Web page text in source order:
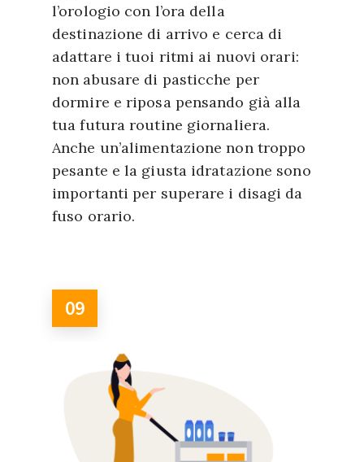
l’orologio con l’ora della
destinazione di arrivo e cerca di
adattare i tuoi ritmi ai nuovi orari:
non abusare di pasticche per
dormire e riposa pensando già alla
tua futura routine giornaliera.
Anche un’alimentazione non troppo
pesante e la giusta idratazione sono
importanti per superare i disagi da
fuso orario.
09